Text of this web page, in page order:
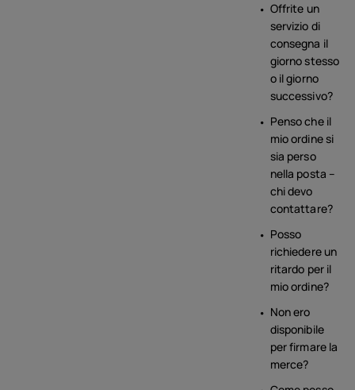
Offrite un
servizio di
consegna il
giorno stesso
o il giorno
successivo?
Penso che il
mio ordine si
sia perso
nella posta –
chi devo
contattare?
Posso
richiedere un
ritardo per il
mio ordine?
Non ero
disponibile
per firmare la
merce?